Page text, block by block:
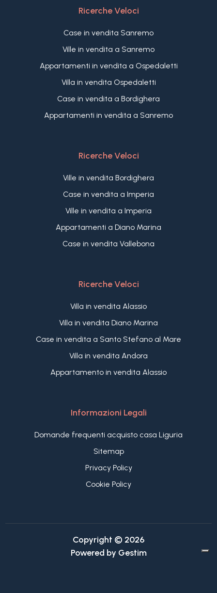
Ricerche Veloci
Case in vendita Sanremo
Ville in vendita a Sanremo
Appartamenti in vendita a Ospedaletti
Villa in vendita Ospedaletti
Case in vendita a Bordighera
Appartamenti in vendita a Sanremo
Ricerche Veloci
Ville in vendita Bordighera
Case in vendita a Imperia
Ville in vendita a Imperia
Appartamenti a Diano Marina
Case in vendita Vallebona
Ricerche Veloci
Villa in vendita Alassio
Villa in vendita Diano Marina
Case in vendita a Santo Stefano al Mare
Villa in vendita Andora
Appartamento in vendita Alassio
Informazioni Legali
Domande frequenti acquisto casa Liguria
Sitemap
Privacy Policy
Cookie Policy
Copyright © 2026
Powered by Gestim